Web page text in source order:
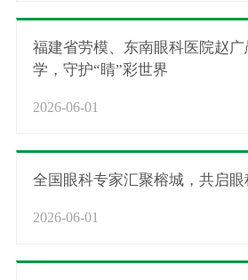
福建省劳模、东南眼科医院赵
学，守护“睛”彩世界
2026-06-01
全国眼科专家汇聚榕城，共启
2026-06-01